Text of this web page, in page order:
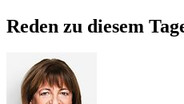
Reden zu diesem